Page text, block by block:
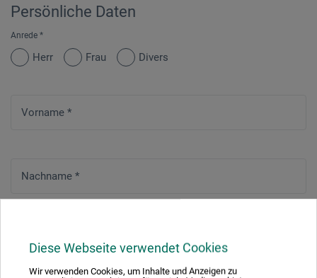
Diese Webseite verwendet Cookies
Wir verwenden Cookies, um Inhalte und Anzeigen zu
Persönliche Daten
Anrede *
Herr Frau Divers
Vorname *
Nachname *
Straße